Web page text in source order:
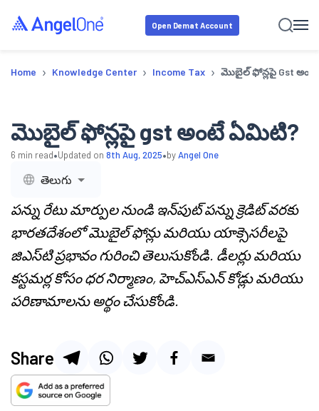
Open Demat Account
Home › Knowledge Center › Income Tax › మొబైల్ ఫోన్లపై Gst
మొబైల్ ఫోన్లపై gst అంటే ఏమిటి?
6 min read•Updated on 8th Aug, 2025•byAngel One
తెలుగు
పన్ను రేటు మార్పుల నుండి ఇన్‌పుట్ పన్ను క్రెడిట్ వరకు
భారతదేశంలో మొబైల్ ఫోన్లు మరియు యాక్సెసరీలపై
జిఎస్‌టి ప్రభావం గురించి తెలుసుకోండి. డీలర్లు మరియు
కస్టమర్ల కోసం ధర నిర్మాణం, హెచ్ఎస్ఎన్ కోడ్లు మరియు
పరిణామాలను అర్థం చేసుకోండి.
Share